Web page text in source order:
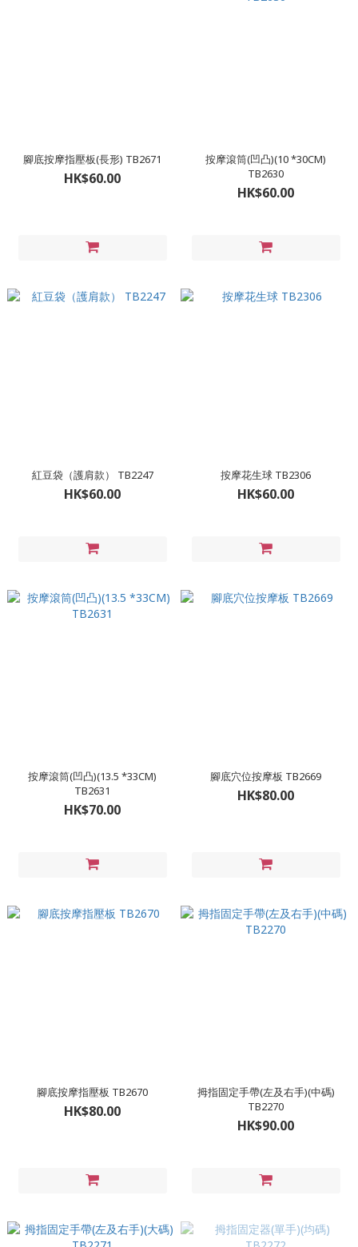
腳底按摩指壓板(長形) TB2671
HK$60.00
按摩滾筒(凹凸)(10 *30CM)
TB2630
HK$60.00
紅豆袋（護肩款） TB2247
HK$60.00
按摩花生球 TB2306
HK$60.00
按摩滾筒(凹凸)(13.5 *33CM)
TB2631
HK$70.00
腳底穴位按摩板 TB2669
HK$80.00
腳底按摩指壓板 TB2670
HK$80.00
拇指固定手帶(左及右手)(中碼)
TB2270
HK$90.00